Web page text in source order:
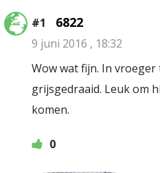
#1 6822
9 juni 2016 , 18:32
Wow wat fijn. In vroeger
grijsgedraaid. Leuk om
komen.
0